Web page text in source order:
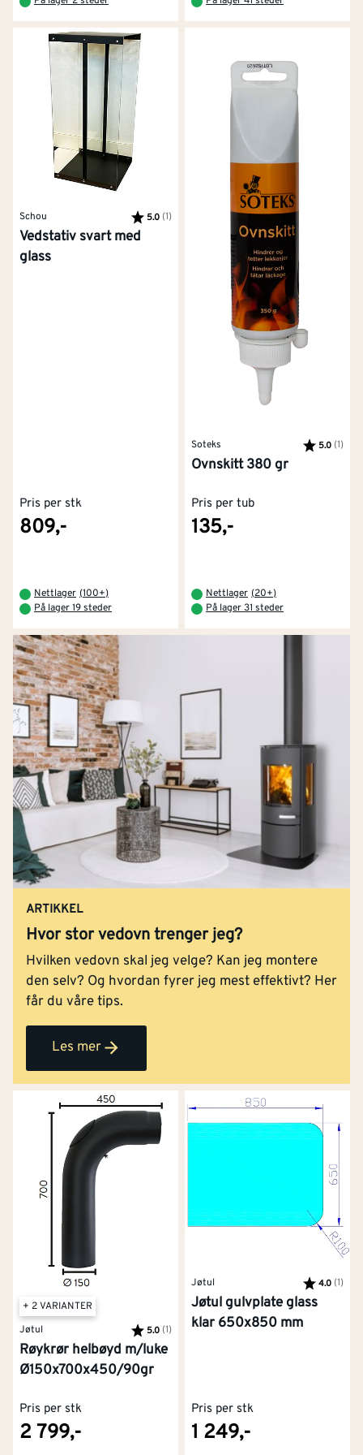
Schou Karakter:
5.0 (1)
Vedstativ svart med
glass
Pris per stk
809,-
Nettlager (100+)
På lager 19 steder
Soteks Karakter:
5.0 (1)
Ovnskitt 380 gr
Pris per tub
135,-
Nettlager (20+)
På lager 31 steder
ARTIKKEL
Hvor stor vedovn trenger jeg?
Hvilken vedovn skal jeg velge? Kan jeg montere
den selv? Og hvordan fyrer jeg mest effektivt? Her
får du våre tips.
Les mer
+ 2 VARIANTER
Jøtul
Karakter:
5.0 (1) av 5 mulige
Røykrør helbøyd m/luke
Ø150x700x450/90gr
Pris per stk
2 799,-
Jøtul Karakter:
4.0 (1)
Jøtul gulvplate glass
klar 650x850 mm
Pris per stk
1 249,-